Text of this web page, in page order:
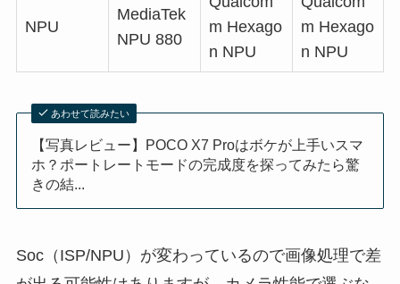
NPU
MediaTek
NPU 880
m Hexago
n NPU
m Hexago
n NPU
あわせて読みたい
【写真レビュー】POCO X7 Proはボケが上手いスマ
ホ？ポートレートモードの完成度を探ってみたら驚
きの結...
Soc（ISP/NPU）が変わっているので画像処理で差